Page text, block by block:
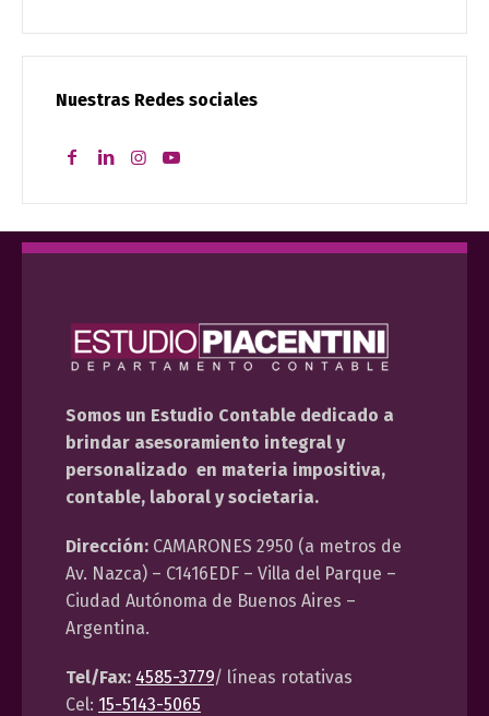
Nuestras Redes sociales
Somos un Estudio Contable dedicado a
brindar asesoramiento integral y
personalizado en materia impositiva,
contable, laboral y societaria.
Dirección: CAMARONES 2950 (a metros de
Av. Nazca) – C1416EDF – Villa del Parque –
Ciudad Autónoma de Buenos Aires –
Argentina.
Tel/Fax: 4585-3779/ líneas rotativas
Cel: 15-5143-5065